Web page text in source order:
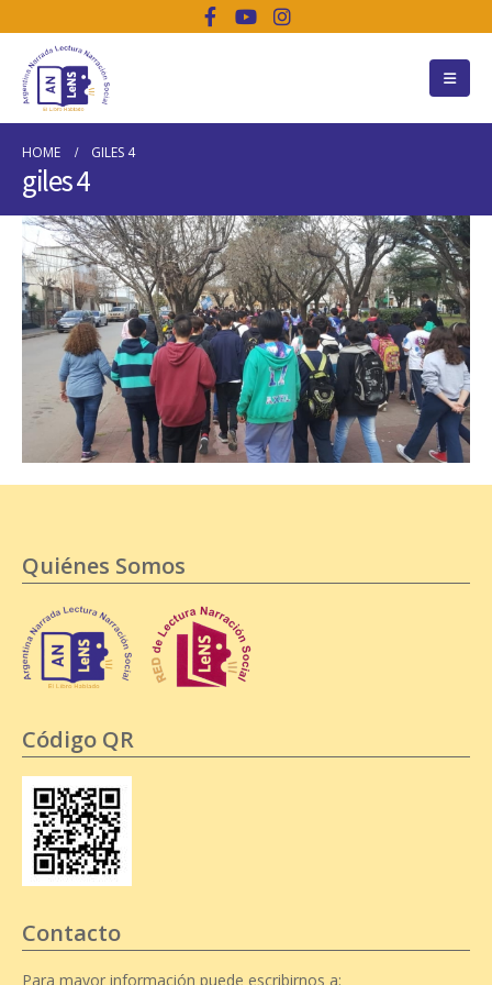
HOME GILES 4
giles 4
Quiénes Somos
Código QR
Contacto
Para mayor información puede escribirnos a: